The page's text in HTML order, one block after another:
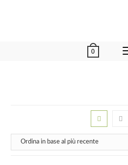
0